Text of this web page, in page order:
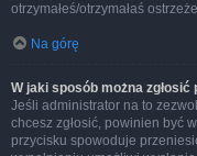
otrzymałeś/otrzymałaś
Na górę
W jaki sposób można
Jeśli administrator na to
chcesz zgłosić, powinien być
przycisku spowoduje